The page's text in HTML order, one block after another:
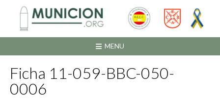
contenido
MENU
Ficha 11-059-BBC-050-
0006